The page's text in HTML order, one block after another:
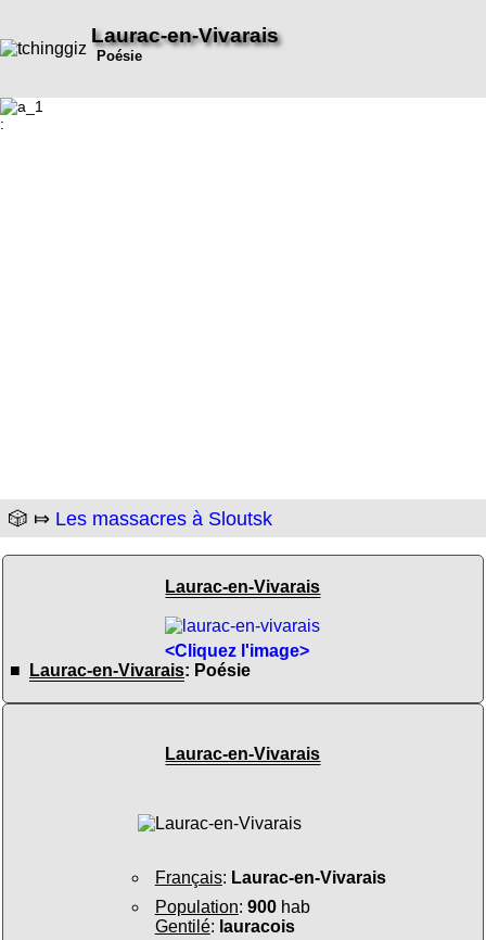
Laurac-en-Vivarais
Poésie
:
🎲 ⤇ Les massacres à Sloutsk
Laurac-en-Vivarais
<Cliquez l'image>
■
Laurac-en-Vivarais: Poésie
Laurac-en-Vivarais
Français: Laurac-en-Vivarais
Population: 900hab
Gentilé: lauracois